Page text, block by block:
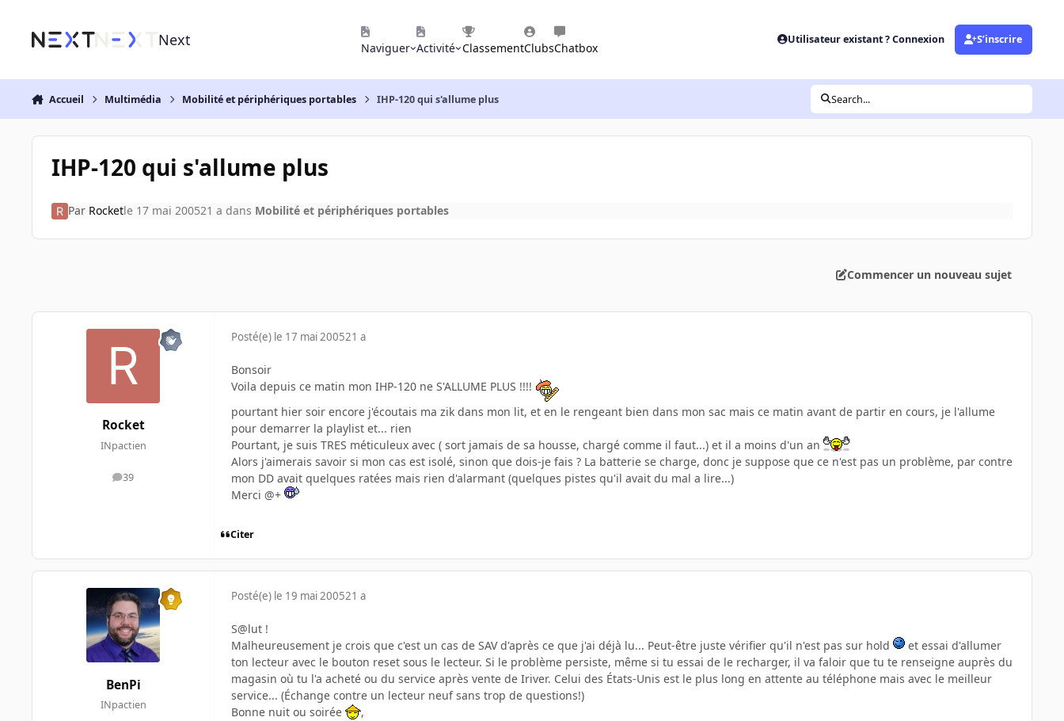
Next Naviguer Activité ClassementClubsChatbox
Utilisateur existant ? Connexion S’inscrire
Accueil Multimédia Mobilité et périphériques portables IHP-120 qui s'allume plus Search...
IHP-120 qui s'allume plus
Par Rocketle 17 mai 200521 a dans Mobilité et périphériques portables
Commencer un nouveau sujet
Rocket
INpactien
39
messages
Posté(e) le 17 mai 200521 a
Bonsoir
Voila depuis ce matin mon IHP-120 ne S'ALLUME PLUS !!!!
pourtant hier soir encore j'écoutais ma zik dans mon lit, et en le rengeant bien dans mon sac mais ce matin avant de partir en cours, je l'allume
pour demarrer la playlist et... rien
Pourtant, je suis TRES méticuleux avec ( sort jamais de sa housse, chargé comme il faut...) et il a moins d'un an
Alors j'aimerais savoir si mon cas est isolé, sinon que dois-je fais ? La batterie se charge, donc je suppose que ce n'est pas un problème, par contre
mon DD avait quelques ratées mais rien d'alarmant (quelques pistes qu'il avait du mal a lire...)
Merci @+
Citer
BenPi
INpactien
Posté(e) le 19 mai 200521 a
S@lut !
Malheureusement je crois que c'est un cas de SAV d'après ce que j'ai déjà lu... Peut-être juste vérifier qu'il n'est pas sur hold
et essai d'allumer
ton lecteur avec le bouton reset sous le lecteur. Si le problème persiste, même si tu essai de le recharger, il va faloir que tu te renseigne auprès du
magasin où tu l'a acheté ou du service après vente de Iriver. Celui des États-Unis est le plus long en attente au téléphone mais avec le meilleur
service... (Échange contre un lecteur neuf sans trop de questions!)
Bonne nuit ou soirée
,